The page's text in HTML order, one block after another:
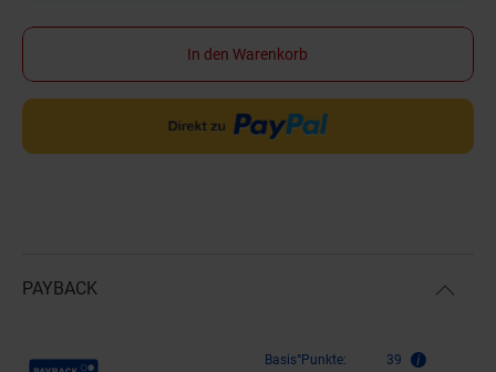
In den Warenkorb
PAYBACK
Payback Punkte Basis°Punkte:
39